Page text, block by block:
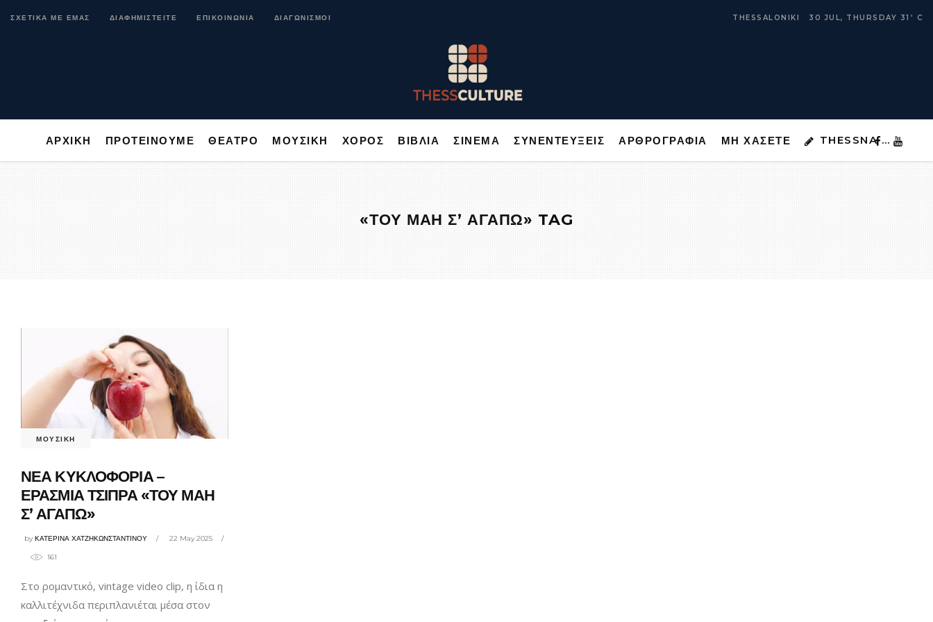
ΣΧΕΤΙΚΑ ΜΕ ΕΜΑΣ ΔΙΑΦΗΜΙΣΤΕΙΤΕ ΕΠΙΚΟΙΝΩΝΙΑ ΔΙΑΓΩΝΙΣΜΟΙ THESSALONIKI 30 JUL, THURSDAY 31 ° C
ΑΡΧΙΚΗ ΠΡΟΤΕΙΝΟΥΜΕ ΘΕΑΤΡΟ ΜΟΥΣΙΚΗ ΧΟΡΟΣ ΒΙΒΛΙΑ ΣΙΝΕΜΑ ΣΥΝΕΝΤΕΥΞΕΙΣ ΑΡΘΡΟΓΡΑΦΙΑ ΜΗ ΧΑΣΕΤΕ THESSNA …
ΑΡΧΙΚΗ ΠΡΟΤΕΙΝΟΥΜΕ ΘΕΑΤΡΟ ΜΟΥΣΙΚΗ ΜΗ ΧΑΣΕΤΕ THESSNA …
«ΤΟΥ ΜΑΗ Σ’ ΑΓΑΠΩ» TAG
ΜΟΥΣΙΚΗ
ΝΕΑ ΚΥΚΛΟΦΟΡΙΑ –
ΕΡΑΣΜΙΑ ΤΣΙΠΡΑ «ΤΟΥ ΜΑΗ
Σ’ ΑΓΑΠΩ»
byΚΑΤΕΡΙΝΑ ΧΑΤΖΗΚΩΝΣΤΑΝΤΙΝΟΥ 22 May 2025
161
Στο ρομαντικό, vintage video clip, η ίδια η
καλλιτέχνιδα περιπλανιέται μέσα στον